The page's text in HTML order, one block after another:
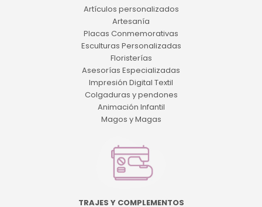
Artículos personalizados
Artesanía
Placas Conmemorativas
Esculturas Personalizadas
Floristerías
Asesorías Especializadas
Impresión Digital Textil
Colgaduras y pendones
Animación Infantil
Magos y Magas
TRAJES Y COMPLEMENTOS